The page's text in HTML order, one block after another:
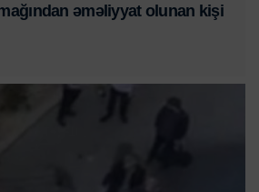
əməliyyat olunan kişi